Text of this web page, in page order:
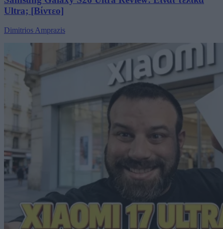
Ultra; [Βίντεο]
Dimitrios Amprazis